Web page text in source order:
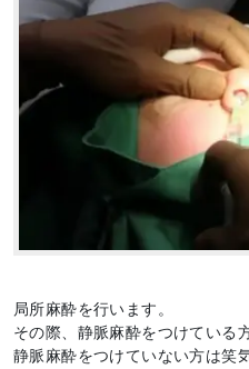
局所麻酔を行います。
その際、静脈麻酔をつけている
静脈麻酔をつけていない方は笑